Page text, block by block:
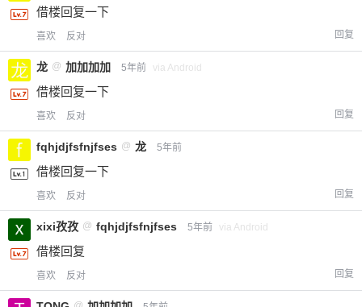
借楼回复一下
喜欢 反对 回复
龙 @ 加加加加 5年前 via Android
借楼回复一下
喜欢 反对 回复
fqhjdjfsfnjfses @ 龙 5年前
借楼回复一下
喜欢 反对 回复
xixi孜孜 @ fqhjdjfsfnjfses 5年前 via Android
借楼回复
喜欢 反对 回复